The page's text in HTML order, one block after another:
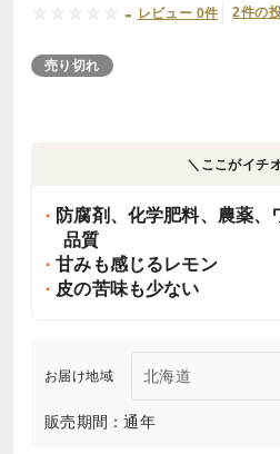
- レビュー 0件 2件の
売り切れ
＼ここがイチ
防腐剤、化学肥料、農薬、
品質
甘みも感じるレモン
皮の苦味も少ない
お届け地域
販売期間：通年